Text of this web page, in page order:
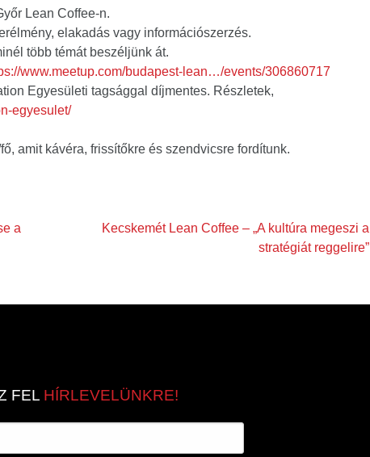
Lean Coffee-n.
elakadás vagy információszerzés.
több témát beszéljünk át.
www.meetup.com/budapest-lean…/events/306860717
Egyesületi tagsággal díjmentes. Részletek,
egyesulet/
amit kávéra, frissítőkre és szendvicsre fordítunk.
a
Kecskemét Lean Coffee – „A kultúra megeszi a
stratégiát reggelire”
FEL HÍRLEVELÜNKRE!